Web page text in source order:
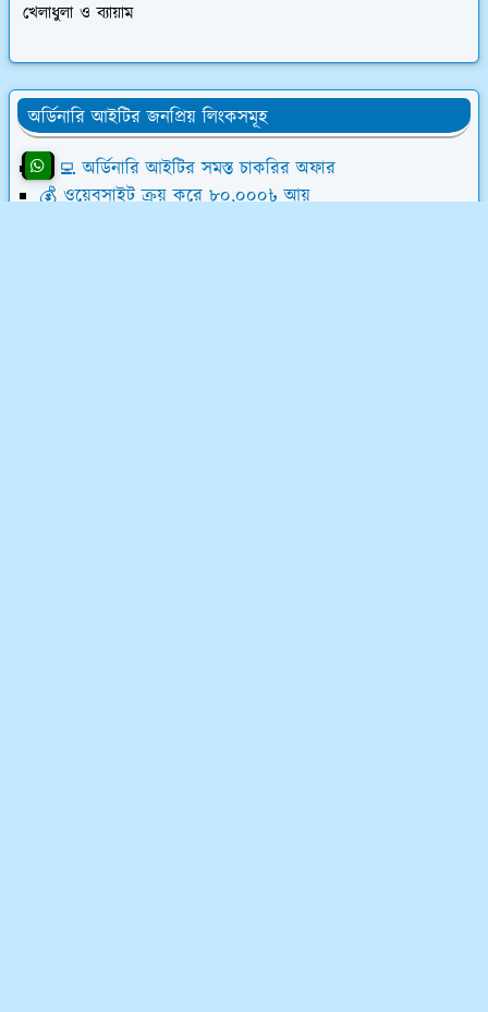
খেলাধুলা ও ব্যায়াম
অর্ডিনারি আইটির জনপ্রিয় লিংকসমূহ
👨‍💻 অর্ডিনারি আইটির সমস্ত চাকরির অফার
💰 ওয়েবসাইট ক্রয় করে ৮০,০০০৳ আয়